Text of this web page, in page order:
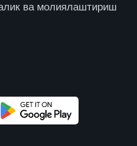
ва молиялаштириш